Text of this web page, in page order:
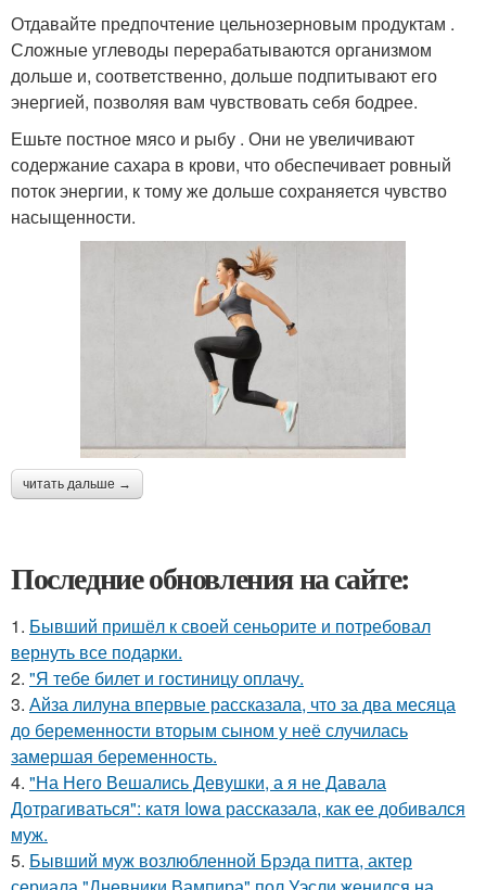
Отдавайте предпочтение цельнозерновым продуктам .
Сложные углеводы перерабатываются организмом
дольше и, соответственно, дольше подпитывают его
энергией, позволяя вам чувствовать себя бодрее.
Ешьте постное мясо и рыбу . Они не увеличивают
содержание сахара в крови, что обеспечивает ровный
поток энергии, к тому же дольше сохраняется чувство
насыщенности.
читать дальше →
Последние обновления на сайте:
1. Бывший пришёл к своей сеньорите и потребовал
вернуть все подарки.
2. "Я тебе билет и гостиницу оплачу.
3. Айза лилуна впервые рассказала, что за два месяца
до беременности вторым сыном у неё случилась
замершая беременность.
4. "На Него Вешались Девушки, а я не Давала
Дотрагиваться": катя Iowa рассказала, как ее добивался
муж.
5. Бывший муж возлюбленной Брэда питта, актер